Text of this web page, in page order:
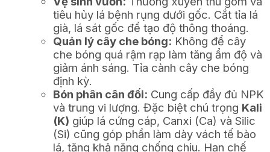
tiêu hủy lá bệnh rụng dưới gốc. Cắt tỉa lá
già, lá sát gốc để tạo độ thông thoáng.
Quản lý cây che bóng: Không để cây
che bóng quá rậm rạp làm tăng ẩm độ và
giảm ánh sáng. Tỉa cành cây che bóng
định kỳ.
Bón phân cân đối: Cung cấp đầy đủ NPK
và trung vi lượng. Đặc biệt chú trọng Kali
(K) giúp lá cứng cáp, Canxi (Ca) và Silic
(Si) cũng góp phần làm dày vách tế bào
lá, tăng khả năng chống chịu. Hạn chế